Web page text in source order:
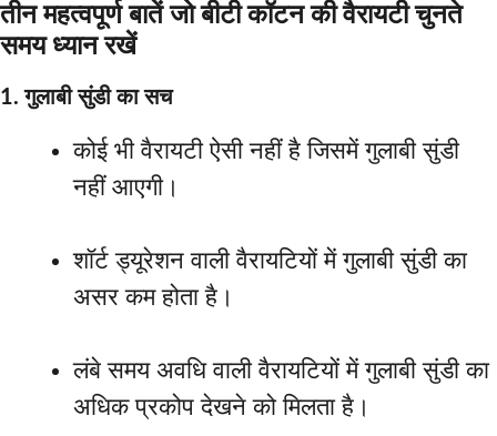
तीन महत्वपूर्ण बातें जो बीटी कॉटन की वैरायटी चुनते
समय ध्यान रखें
1. गुलाबी सुंडी का सच
कोई भी वैरायटी ऐसी नहीं है जिसमें गुलाबी सुंडी
नहीं आएगी।
शॉर्ट ड्यूरेशन वाली वैरायटियों में गुलाबी सुंडी का
असर कम होता है।
लंबे समय अवधि वाली वैरायटियों में गुलाबी सुंडी का
अधिक प्रकोप देखने को मिलता है।